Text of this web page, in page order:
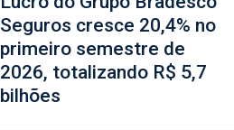
Seguros cresce 20,4% no
primeiro semestre de
2026, totalizando R$ 5,7
bilhões